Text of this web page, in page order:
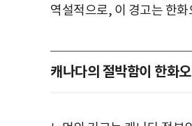
역설적으로, 이 경고는 한
캐나다의 절박함이 한화